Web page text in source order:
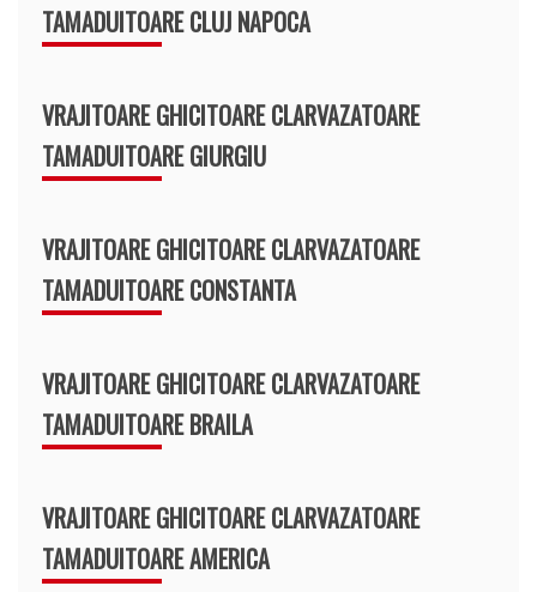
TAMADUITOARE CLUJ NAPOCA
VRAJITOARE GHICITOARE CLARVAZATOARE
TAMADUITOARE GIURGIU
VRAJITOARE GHICITOARE CLARVAZATOARE
TAMADUITOARE CONSTANTA
VRAJITOARE GHICITOARE CLARVAZATOARE
TAMADUITOARE BRAILA
VRAJITOARE GHICITOARE CLARVAZATOARE
TAMADUITOARE AMERICA